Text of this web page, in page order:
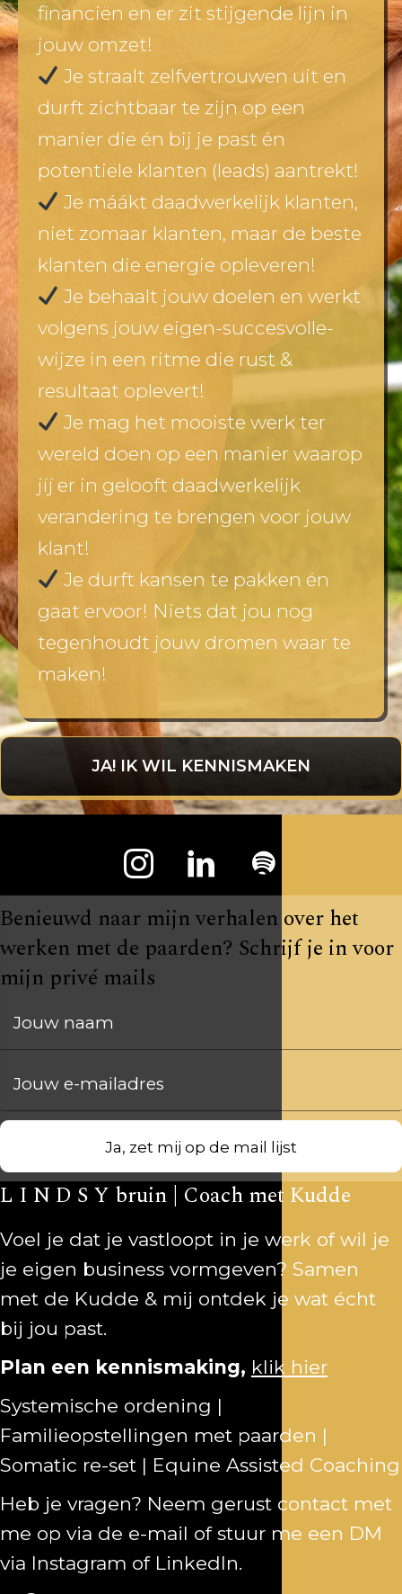
financiën en er zit stijgende lijn in
jouw omzet!
Je straalt zelfvertrouwen uit en
durft zichtbaar te zijn op een
manier die én bij je past én
potentiële klanten (leads) aantrekt!
Je máákt daadwerkelijk klanten,
niet zomaar klanten, maar de beste
klanten die energie opleveren!
Je behaalt jouw doelen en werkt
volgens jouw eigen-succesvolle-
wijze in een ritme die rust &
resultaat oplevert!
Je mag het mooiste werk ter
wereld doen op een manier waarop
jíj er in gelooft daadwerkelijk
verandering te brengen voor jouw
klant!
Je durft kansen te pakken én
gaat ervoor! Niets dat jou nog
tegenhoudt jouw dromen waar te
maken!
JA! IK WIL KENNISMAKEN
Benieuwd naar mijn verhalen over het
werken met de paarden? Schrijf je in voor
mijn privé mails
Jouw naam
Jouw e-mailadres
Ja, zet mij op de mail lijst
L I N D S Y bruin | Coach met Kudde
Voel je dat je vastloopt in je werk of wil je
je eigen business vormgeven? Samen
met de Kudde & mij ontdek je wat écht
bij jou past.
Plan een kennismaking, klik hier
Systemische ordening |
Familieopstellingen met paarden |
Somatic re-set | Equine Assisted Coaching
Heb je vragen? Neem gerust contact met
me op via de e-mail of stuur me een DM
via Instagram of LinkedIn.